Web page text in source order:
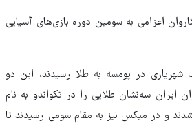
اعزامی به سومین دوره بازی‌های آسیایی
بهداد نقی‌یی و زینب شهریاری در پومسه به طلا رسیدند، این دو
سه‌نشان طلایی را در تکواندو به نام
و در میکس نیز به مقام سومی رسیدند تا